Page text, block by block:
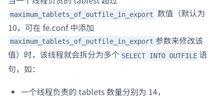
maximum_tablets_of_outfile_in_export
数值（默认为
10，可在 fe.conf 中添加
maximum_tablets_of_outfile_in_export 参数来修改该
值）时，该线程就会拆分为多个 SELECT INTO OUTFILE 语
句，如：
一个线程负责的 tablets 数量分别为 14，